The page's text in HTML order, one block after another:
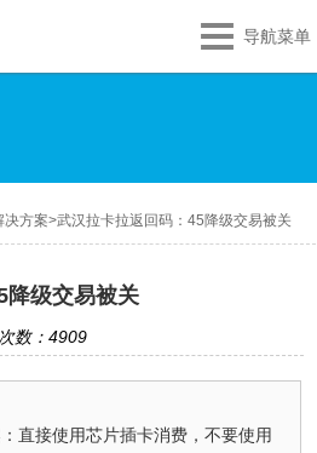
导航菜单
决方案>武汉拉卡拉返回码：45降级交易被关
降级交易被关
数：4909
直接使用芯片插卡消费，不要使用